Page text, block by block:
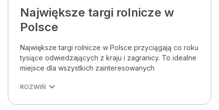
Największe targi rolnicze w
Polsce
Największe targi rolnicze w Polsce przyciągają co roku
tysiące odwiedzających z kraju i zagranicy. To idealne
miejsce dla wszystkich zainteresowanych
ROZWIŃ